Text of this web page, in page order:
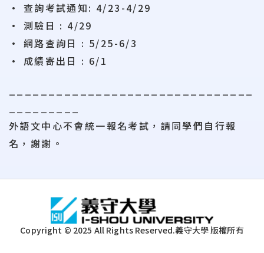
• 查詢考試通知: 4/23-4/29
• 測驗日 : 4/29
• 網路查詢日 : 5/25-6/3
• 成績寄出日 : 6/1
外語文中心不會統一報名考試，請同學們自行報
名，謝謝。
Copyright © 2025 All Rights Reserved.義守大學 版權所有